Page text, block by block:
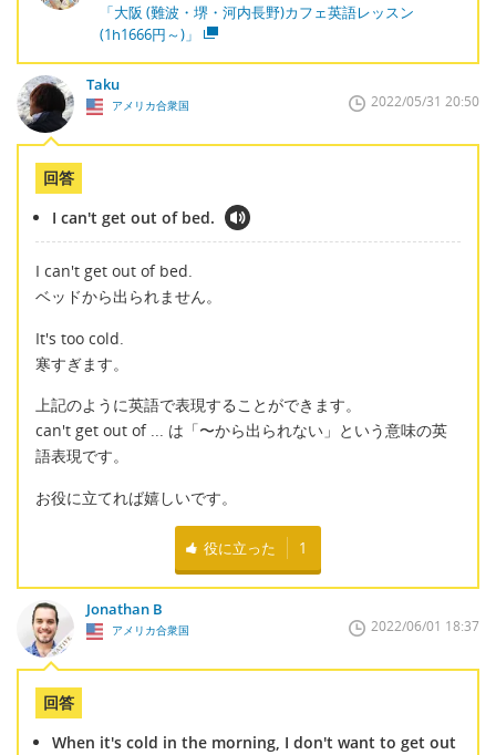
「大阪 (難波・堺・河内長野)カフェ英語レッスン
(1h1666円～)」
Taku
アメリカ合衆国 2022/05/31 20:50
回答
I can't get out of bed.
I can't get out of bed.
ベッドから出られません。
It's too cold.
寒すぎます。
上記のように英語で表現することができます。
can't get out of ... は「〜から出られない」という意味の英
語表現です。
お役に立てれば嬉しいです。
役に立った 1
Jonathan B
アメリカ合衆国 2022/06/01 18:37
回答
When it's cold in the morning, I don't want to get out